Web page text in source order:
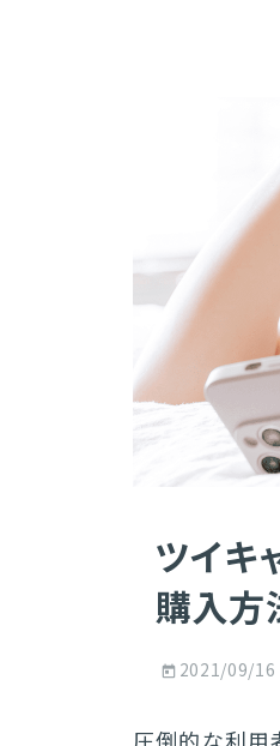
ツイキ
購入方
2021/09/16
圧倒的な利用